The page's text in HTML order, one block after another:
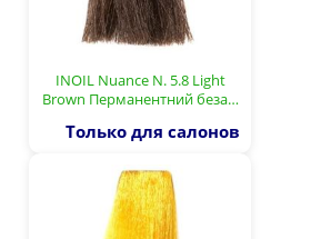
INOIL Nuance N. 5.8 Light
Brown Перманентний беза…
Только для салонов